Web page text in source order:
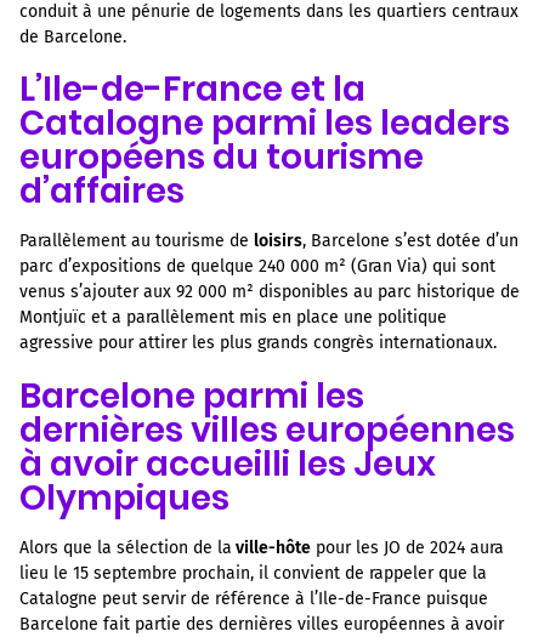
conduit à une pénurie de logements dans les quartiers centraux
de Barcelone.
L’Ile-de-France et la
Catalogne parmi les leaders
européens du tourisme
d’affaires
Parallèlement au tourisme de loisirs, Barcelone s’est dotée d’un
parc d’expositions de quelque 240 000 m² (Gran Via) qui sont
venus s’ajouter aux 92 000 m² disponibles au parc historique de
Montjuïc et a parallèlement mis en place une politique
agressive pour attirer les plus grands congrès internationaux.
Barcelone parmi les
dernières villes européennes
à avoir accueilli les Jeux
Olympiques
Alors que la sélection de la ville-hôte pour les JO de 2024 aura
lieu le 15 septembre prochain, il convient de rappeler que la
Catalogne peut servir de référence à l’Ile-de-France puisque
Barcelone fait partie des dernières villes européennes à avoir